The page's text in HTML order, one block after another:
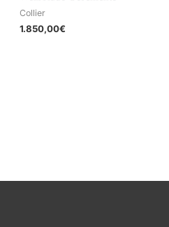
Collier
1.850,00€